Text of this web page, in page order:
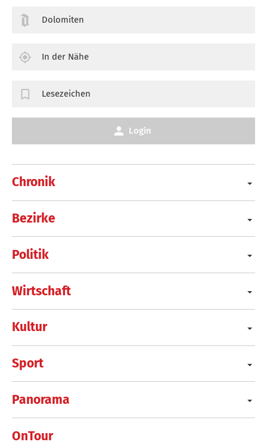
Chronik
Bezirke
Politik
Wirtschaft
Kultur
Sport
Panorama
OnTour
Dolomiten
In der Nähe
Lesezeichen
Login